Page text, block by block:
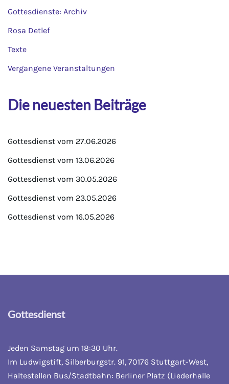
Gottesdienste: Archiv
Rosa Detlef
Texte
Vergangene Veranstaltungen
Die neuesten Beiträge
Gottesdienst vom 27.06.2026
Gottesdienst vom 13.06.2026
Gottesdienst vom 30.05.2026
Gottesdienst vom 23.05.2026
Gottesdienst vom 16.05.2026
Gottesdienst
Jeden Samstag um 18:30 Uhr.
Im Ludwigstift, Silberburgstr. 91, 70176 Stuttgart-West,
Haltestellen Bus/Stadtbahn: Berliner Platz (Liederhalle